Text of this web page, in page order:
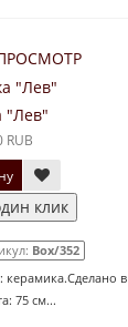
"Лев"
RUB
клик
Box/352
керамика.Сделано в
75 см...